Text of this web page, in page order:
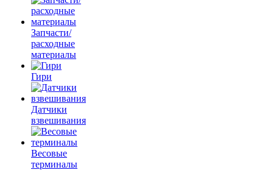
Запчасти/
расходные
материалы
Гири
Датчики
взвешивания
Весовые
терминалы